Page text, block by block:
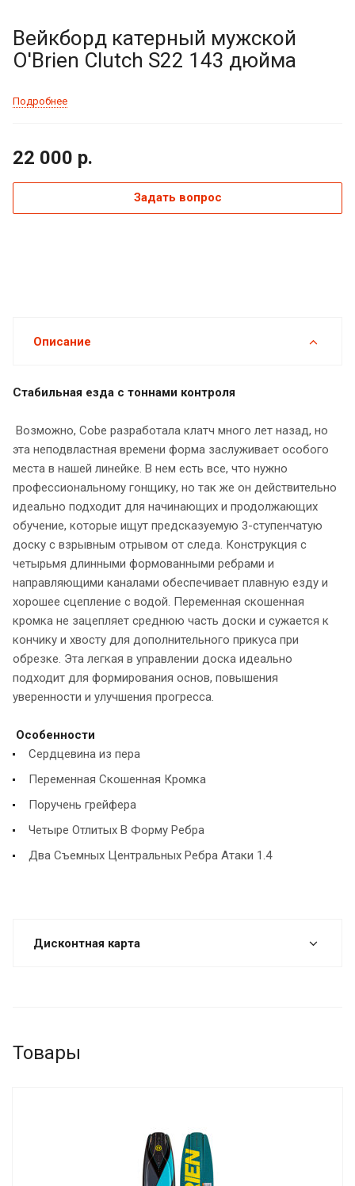
Вейкборд катерный мужской
O'Brien Clutch S22 143 дюйма
Подробнее
22 000 р.
Задать вопрос
Описание
Стабильная езда с тоннами контроля
Возможно, Cobe разработала клатч много лет назад, но
эта неподвластная времени форма заслуживает особого
места в нашей линейке. В нем есть все, что нужно
профессиональному гонщику, но так же он действительно
идеально подходит для начинающих и продолжающих
обучение, которые ищут предсказуемую 3-ступенчатую
доску с взрывным отрывом от следа. Конструкция с
четырьмя длинными формованными ребрами и
направляющими каналами обеспечивает плавную езду и
хорошее сцепление с водой. Переменная скошенная
кромка не зацепляет среднюю часть доски и сужается к
кончику и хвосту для дополнительного прикуса при
обрезке. Эта легкая в управлении доска идеально
подходит для формирования основ, повышения
уверенности и улучшения прогресса.
Особенности
Сердцевина из пера
Переменная Скошенная Кромка
Поручень грейфера
Четыре Отлитых В Форму Ребра
Два Съемных Центральных Ребра Атаки 1.4
Дисконтная карта
Товары